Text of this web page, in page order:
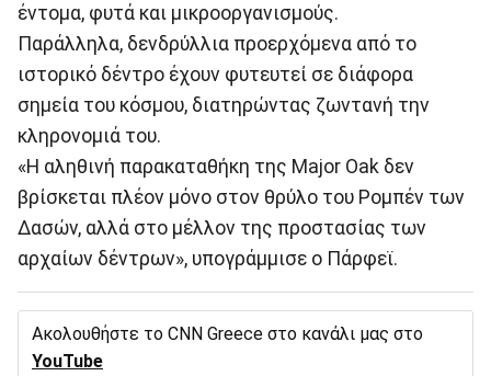
έντομα, φυτά και μικροοργανισμούς.
Παράλληλα, δενδρύλλια προερχόμενα από το
ιστορικό δέντρο έχουν φυτευτεί σε διάφορα
σημεία του κόσμου, διατηρώντας ζωντανή την
κληρονομιά του.
«Η αληθινή παρακαταθήκη της Major Oak δεν
βρίσκεται πλέον μόνο στον θρύλο του Ρομπέν των
Δασών, αλλά στο μέλλον της προστασίας των
αρχαίων δέντρων», υπογράμμισε ο Πάρφεϊ.
Ακολουθήστε το CNN Greece στο κανάλι μας στο
YouTube